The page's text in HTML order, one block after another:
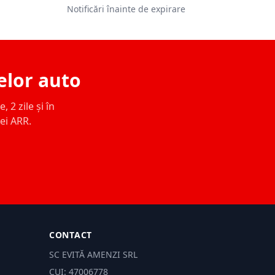
Notificări înainte de expirare
auto
2 zile și în
ARR.
CONTACT
SC EVITĂ AMENZI SRL
CUI: 47006778